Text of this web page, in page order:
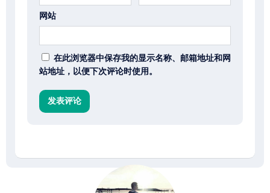
网站
在此浏览器中保存我的显示名称、邮箱地址和网
站地址，以便下次评论时使用。